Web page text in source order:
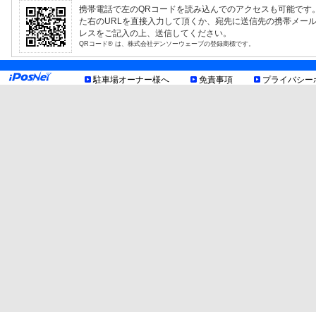
幅 1.80m まで
長 5.00m まで
重量 1.70t まで
お知らせ
トイレあり
携帯電話で左のQRコードを読み込んでのアクセスも可能です
た右のURLを直接入力して頂くか、宛先に送信先の携帯メー
レスをご記入の上、送信してください。
QRコード® は、株式会社デンソーウェーブの登録商標です。
駐車場オーナー様へ 免責事項 プライバシー